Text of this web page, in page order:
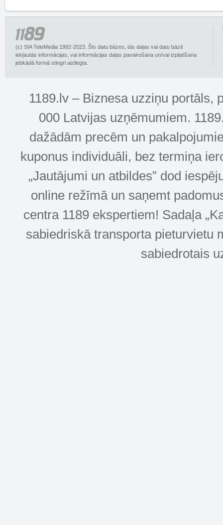
(c) SIA TeleMedia 1992-2023. Šīs datu bāzes, tās daļas vai datu bāzē
iekļautās informācijas, vai informācijas daļas pavairošana un/vai izplatīšana
jebkādā formā stingri aizliegta.
1189.lv – Biznesa uzziņu portāls,
000 Latvijas uzņēmumiem.
dažādām precēm un
kuponus individuāli, bez termiņa
„Jautājumi un atbildes” dod
online režīmā un saņemt
centra 1189 ekspertiem! Sadaļa
sabiedriskā transporta pieturvietu
sabiedrotais